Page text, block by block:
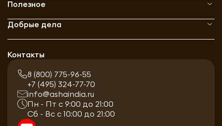
Полезное
Добрые дела
Контакты
8 (800) 775-96-55
+7 (495) 324-77-70
info@ashaindia.ru
Пн - Пт с 9:00 до 21:00
Сб - Вс с 10:00 до 21:00